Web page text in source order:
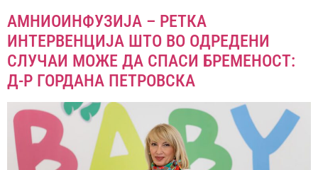
АМНИОИНФУЗИЈА – РЕТКА
ИНТЕРВЕНЦИЈА ШТО ВО ОДРЕДЕНИ
СЛУЧАИ МОЖЕ ДА СПАСИ БРЕМЕНОСТ:
Д-Р ГОРДАНА ПЕТРОВСКА